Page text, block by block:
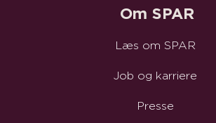
Om SPAR
Læs om SPAR
Job og karriere
Presse